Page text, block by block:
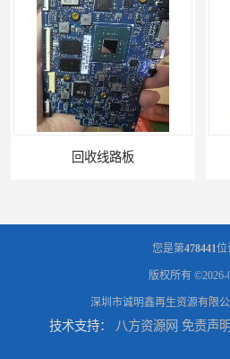
回收线路板
您是第478441位
版权所有 ©2026-
深圳市诚明鑫再生资源有限公
技术支持： 八方资源网 免责声明